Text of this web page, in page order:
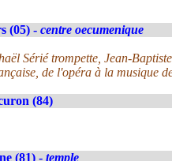
(05) - centre oecumenique
Sérié trompette, Jean-
de l'opéra à la musique
(84)
(81) - temple